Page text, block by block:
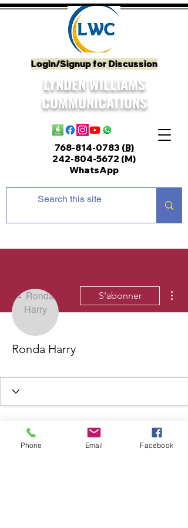
Login/Signup for Discussion
LYNDEN WILLIAMS
COMMUNICATIONS
768-814-0783 (B)
242-804-5672 (M)
WhatsApp
S'abonner
Ronda Harry
Phone Email Facebook